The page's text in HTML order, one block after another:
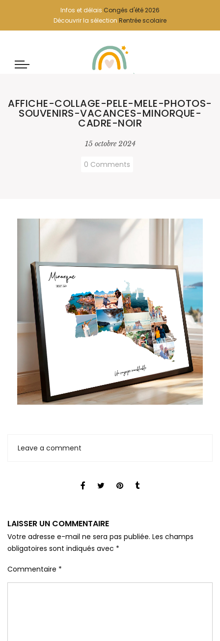
Infos et délais Congés d'été 2026
Découvrir la sélection Rentrée scolaire
AFFICHE-COLLAGE-PELE-MELE-PHOTOS-
SOUVENIRS-VACANCES-MINORQUE-
CADRE-NOIR
15 octobre 2024
0 Comments
Leave a comment
LAISSER UN COMMENTAIRE
Votre adresse e-mail ne sera pas publiée. Les champs
obligatoires sont indiqués avec *
Commentaire *